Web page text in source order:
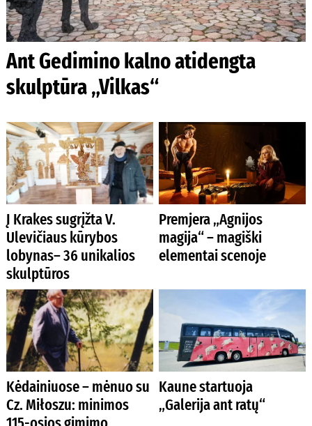
Ant Gedimino kalno atidengta
skulptūra „Vilkas“
Į Krakes sugrįžta V.
Ulevičiaus kūrybos
lobynas– 36 unikalios
skulptūros
Premjera „Agnijos
magija“ – magiški
elementai scenoje
Kėdainiuose – mėnuo su
Cz. Miłoszu: minimos
Kaune startuoja
„Galerija ant ratų“